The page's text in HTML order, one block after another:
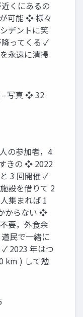
くにあるの
可能 ❖ 様々
デントに笑
ってくる ✓
永遠に清掃
- 写真 ❖ 32
の参加者，4
きの ❖ 2022
3 回開催 ✓
設を借りて 2
集まれば 1
からない ❖
要，外食余
民で一緒に
2023 年はつ
km ) して勉